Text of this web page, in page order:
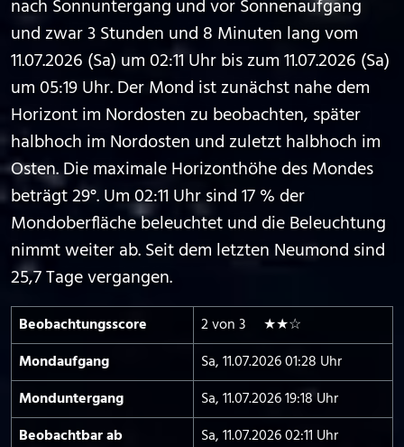
nach Sonnuntergang und vor Sonnenaufgang
und zwar 3 Stunden und 8 Minuten lang vom
11.07.2026 (Sa) um 02:11 Uhr bis zum 11.07.2026 (Sa)
um 05:19 Uhr. Der Mond ist zunächst nahe dem
Horizont im Nordosten zu beobachten, später
halbhoch im Nordosten und zuletzt halbhoch im
Osten. Die maximale Horizonthöhe des Mondes
beträgt 29°. Um 02:11 Uhr sind 17 % der
Mondoberfläche beleuchtet und die Beleuchtung
nimmt weiter ab. Seit dem letzten Neumond sind
25,7 Tage vergangen.
Beobachtungs­score
2 von 3 ★★☆
Mond­aufgang
Sa, 11.07.2026 01:28 Uhr
Mond­untergang
Sa, 11.07.2026 19:18 Uhr
Beobachtbar ab
Sa, 11.07.2026 02:11 Uhr